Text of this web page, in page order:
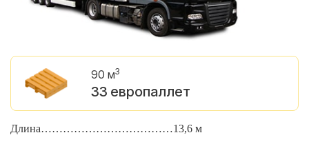
90 м3
33 европаллет
Длина………………………………13,6 м